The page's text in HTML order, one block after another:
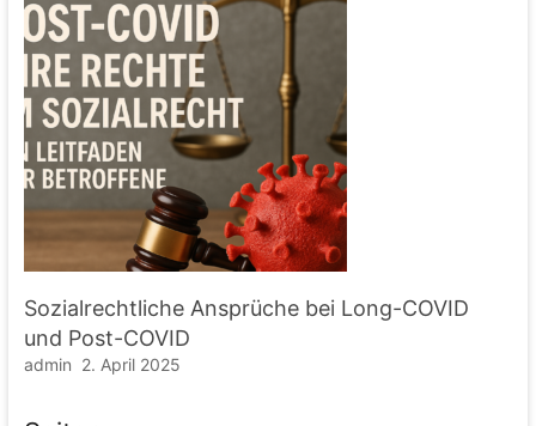
Sozialrechtliche Ansprüche bei Long-COVID
und Post-COVID
admin 2. April 2025